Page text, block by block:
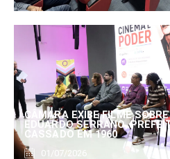
CÂMARA EXIBE FILME SOBRE
EDUARDO SERRANO,
CASSADO EM 1960
01/07/2026